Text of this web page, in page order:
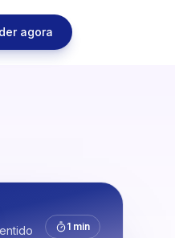
agora
1 min